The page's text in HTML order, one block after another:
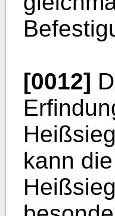
[0012]
kann